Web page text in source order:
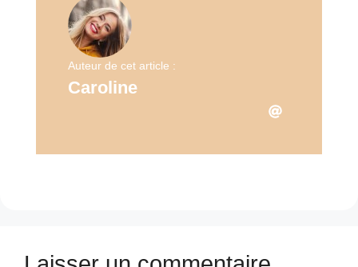
Auteur de cet article :
Caroline